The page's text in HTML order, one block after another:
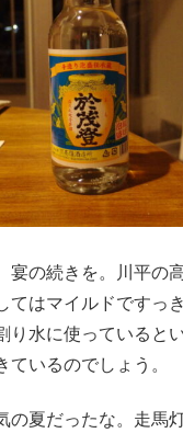
宴の続きを。川平の
てはマイルドですっ
り水に使っていると
ているのでしょう。
の夏だったな。走馬